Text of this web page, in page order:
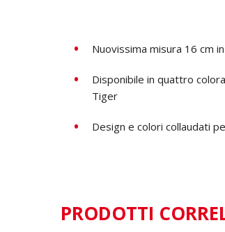
Nuovissima misura 16 cm
Disponibile in quattro
Tiger
Design e colori collaudati
PRODOTTI